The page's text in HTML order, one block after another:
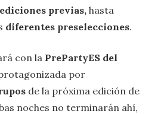
ediciones previas, hasta
diferentes preselecciones.
con la PrePartyES del
por
de la próxima edición de
noches no terminarán ahí,